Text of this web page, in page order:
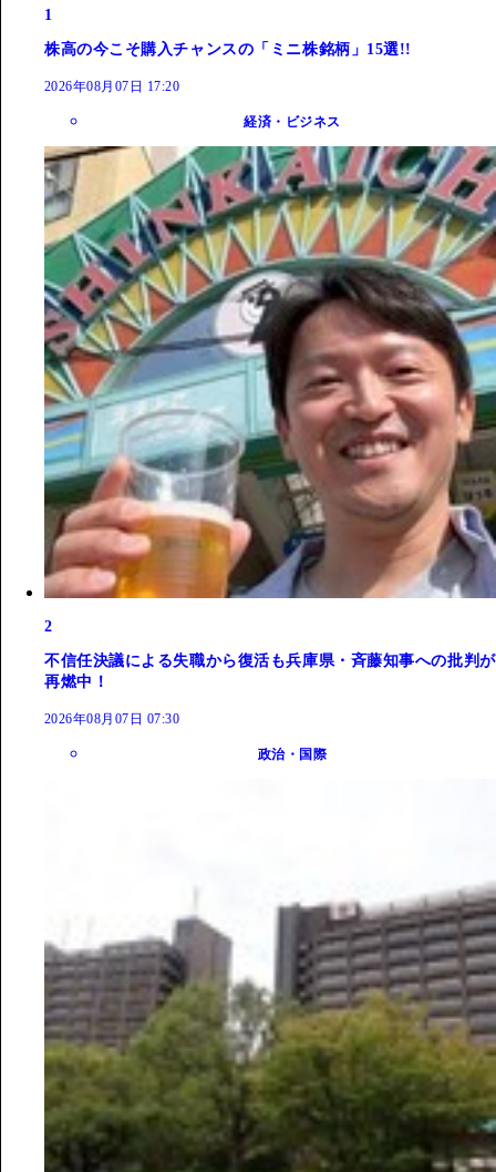
1
株高の今こそ購入チャンスの「ミニ株銘柄」15選!!
2026年08月07日 17:20
経済・ビジネス
2
不信任決議による失職から復活も兵庫県・斉藤知事への批判が
再燃中！
2026年08月07日 07:30
政治・国際